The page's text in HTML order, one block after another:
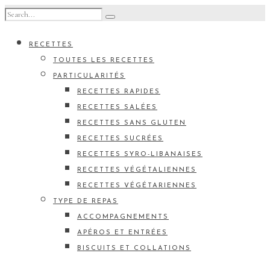
RECETTES
TOUTES LES RECETTES
PARTICULARITÉS
RECETTES RAPIDES
RECETTES SALÉES
RECETTES SANS GLUTEN
RECETTES SUCRÉES
RECETTES SYRO-LIBANAISES
RECETTES VÉGÉTALIENNES
RECETTES VÉGÉTARIENNES
TYPE DE REPAS
ACCOMPAGNEMENTS
APÉROS ET ENTRÉES
BISCUITS ET COLLATIONS